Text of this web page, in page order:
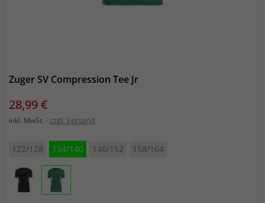
Zuger SV Compression Tee Jr
Preis
28,99 €
inkl. MwSt. zzgl. Versand
122/128 134/140 146/152 158/164